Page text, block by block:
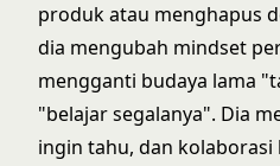
produk atau menghapus
dia mengubah mindset
mengganti budaya lama
"belajar segalanya". Dia
ingin tahu, dan